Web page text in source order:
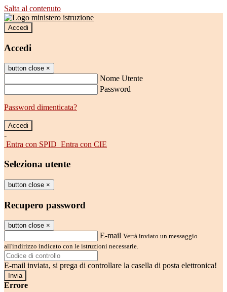
Salta al contenuto
Accedi
Accedi
button close ×
Nome Utente
Password
Password dimenticata?
-
Entra con SPID Entra con CIE
Seleziona utente
button close ×
Recupero password
button close ×
E-mail Verrà inviato un messaggio
all'indirizzo indicato con le istruzioni necessarie.
E-mail inviata, si prega di controllare la casella di posta elettronica!
Errore